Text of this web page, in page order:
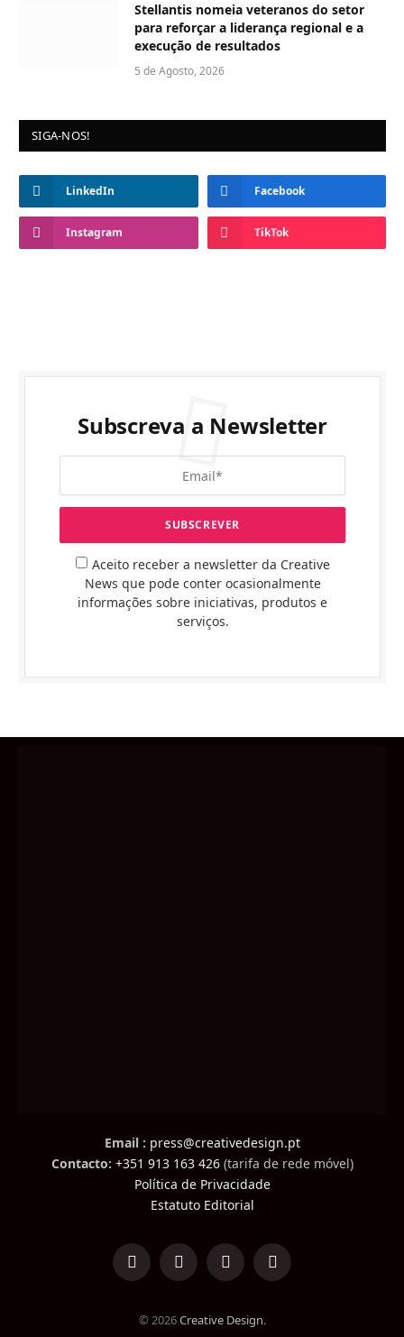
Stellantis nomeia veteranos do setor
para reforçar a liderança regional e a
execução de resultados
5 de Agosto, 2026
SIGA-NOS!
LinkedIn Facebook
Instagram TikTok
Subscreva a Newsletter
Aceito receber a newsletter da Creative
News que pode conter ocasionalmente
informações sobre iniciativas, produtos e
serviços.
Email : press@creativedesign.pt
Contacto: +351 913 163 426(tarifa de rede móvel)
Política de Privacidade
Estatuto Editorial
LinkedInFacebookInstagramTikTok
© 2026Creative Design.